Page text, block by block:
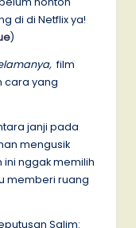
di di Netflix ya!
)
film
cara yang
janji pada
mengusik
ini nggak memilih
memberi ruang
Salim: